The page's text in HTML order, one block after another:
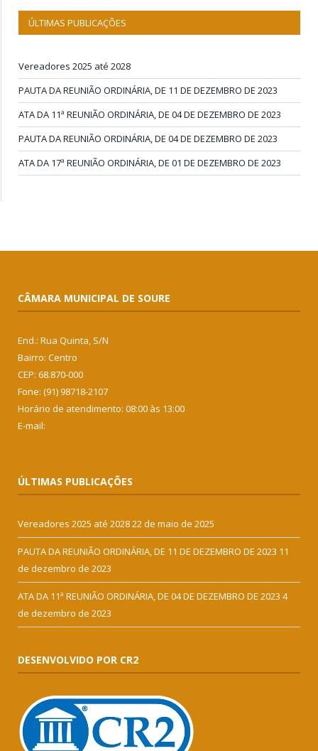
ÚLTIMAS PUBLICAÇÕES
Vereadores 2025 até 2028
PAUTA DA REUNIÃO ORDINÁRIA, DE 11 DE DEZEMBRO DE 2023
ATA DA 11ª REUNIÃO ORDINÁRIA, DE 04 DE DEZEMBRO DE 2023
PAUTA DA REUNIÃO ORDINÁRIA, DE 04 DE DEZEMBRO DE 2023
ATA DA 17ª REUNIÃO ORDINÁRIA, DE 01 DE DEZEMBRO DE 2023
CÂMARA MUNICIPAL DE SOURE
End.: Rua Quinta, S/N
Bairro: Centro
CEP: 68.870-000
Fone: (91) 98718-2107
Horário de atendimento: 08:00 às 13:00
E-mail:
ÚLTIMAS PUBLICAÇÕES
Vereadores 2025 até 202822 de maio de 2025
PAUTA DA REUNIÃO ORDINÁRIA, DE 11 DE DEZEMBRO DE 2023 11
de dezembro de 2023
ATA DA 11ª REUNIÃO ORDINÁRIA, DE 04 DE DEZEMBRO DE 2023 4
de dezembro de 2023
DESENVOLVIDO POR CR2